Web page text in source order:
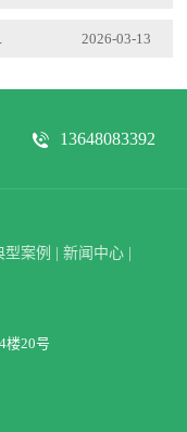
步走 2026-03-13
13648083392
型案例 |新闻中心 |
楼20号